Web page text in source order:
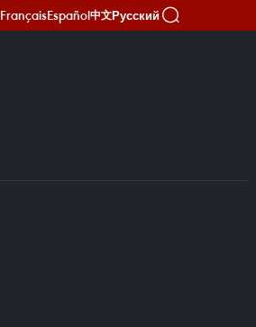
FrançaisEspañol中文Русский